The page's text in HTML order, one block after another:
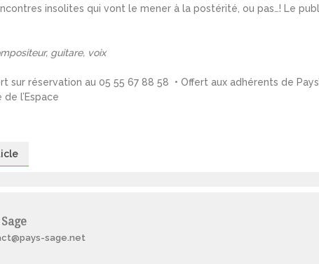
insolites qui vont le mener à la postérité, ou pas…! Le
guitare, voix
sur réservation au 05 55 67 88 58 • Offert aux adhérents de
l’Espace
sage.net